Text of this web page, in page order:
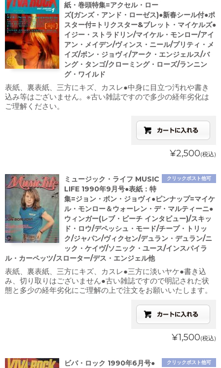
紙・巻頭特集=アクセル・ロー
ズ(ガンズ・アンド・ローゼス)●新春シール付●ポ
スター付=トリクスター&ブレット・マイケルズ●
イジー・ストラドリン/マイケル・モンロー/アイ
アン・メイデン/ヴィンス・ニール/プリティ・メ
イズ/ボン・ジョヴィ/アーク・エンジェルス/バ
ング・タンゴ/クローミング・ローズ/ランニン
グ・ワイルド
表紙、裏表紙、三方にキズ、カスレ●中身に目立つ汚れや書き
込み等はございません。※古い雑誌ですので多少の経年劣化は
ご理解ください。
¥2,500(税込)
クリックポスト他可
ミュージック・ライフ MUSIC
LIFE 1990年9月号●表紙：特
集=ジョン・ボン・ジョヴィ●ピンナップ=マイケ
ル・モンロー＆ウォーレン・デ・マルティーニ●
ウィンガー(レブ・ビーチ インタビュー)/スキッ
ド・ロウ/デペッシュ・モード/チープ・トリッ
ク/ジャパン/ヴィクセン/デュラン・デュラン/ニ
ック・ケイヴ/ソニック・ユース/インスパイラ
ル・カーペッツ/スローター/デス・エンジェル他
表紙、裏表紙、三方にキズ、カスレ●三方に淡いヤケ●書き込
み、切り取りはございません●古い雑誌ですので明記された状
態と多少の経年劣化にご理解の上で注文をお願いいたします。
¥1,500(税込)
クリックポスト他可
ビバ・ロック 1990年6月号●